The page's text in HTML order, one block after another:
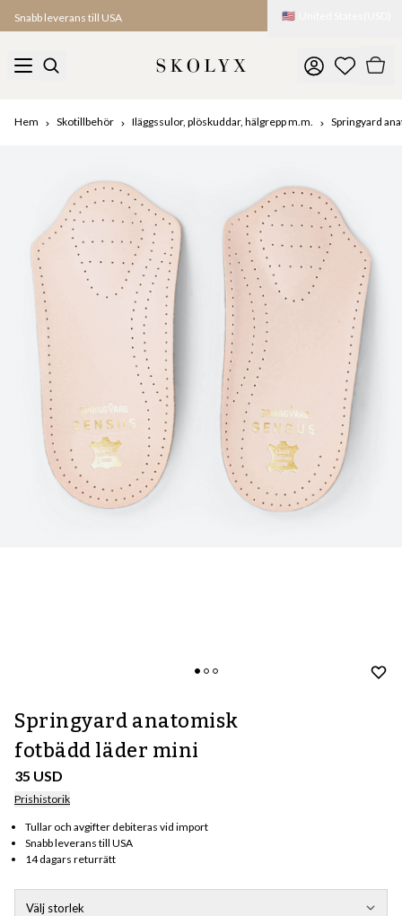
Snabb leverans till USA 🇺🇸
Hem Skotillbehör Iläggssulor, plöskuddar, hälgrepp m.m. Springyard
Springyard anatomisk
fotbädd läder mini
35 USD
Prishistorik
Tullar och avgifter debiteras vid import
Snabb leverans till USA
14 dagars returrätt
Välj storlek